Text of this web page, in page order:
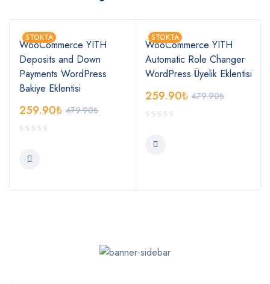
STOKTA
WooCommerce YITH
Deposits and Down
Payments WordPress
Bakiye Eklentisi
479.90₺
259.90₺
STOKTA
WooCommerce YITH
Automatic Role Changer
WordPress Üyelik Eklentisi
479.90₺
259.90₺